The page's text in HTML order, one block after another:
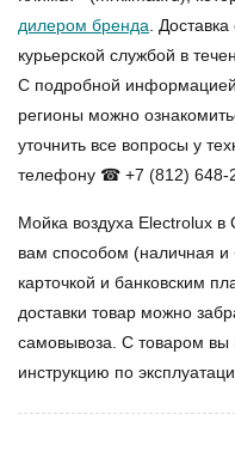
дилером бренда .
курьерской службой в
С подробной информацией
регионы можно
уточнить все вопросы у
телефону ☎ +7 (812) 648-
Мойка воздуха Electrolux в
вам способом (наличная
карточкой и банковским
доставки товар можно
самовывоза. С товаром вы
инструкцию по